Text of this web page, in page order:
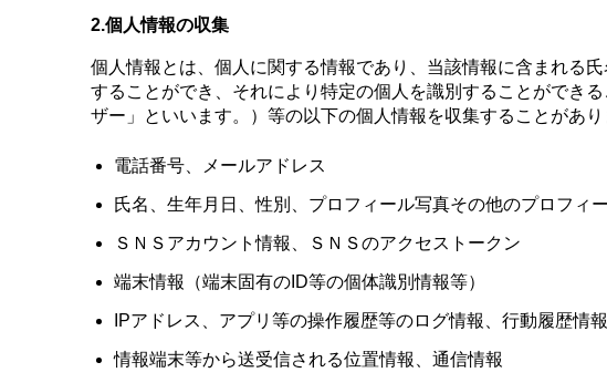
2.個人情報の収集
個人情報とは、個人に関する情報であり、当該情報に含まれる
することができ、それにより特定の個人を識別することができ
ザー」といいます。）等の以下の個人情報を収集することがあり
電話番号、メールアドレス
氏名、生年月日、性別、プロフィール写真その他のプロフィ
ＳＮＳアカウント情報、ＳＮＳのアクセストークン
端末情報（端末固有のID等の個体識別情報等）
IPアドレス、アプリ等の操作履歴等のログ情報、行動履歴情報
情報端末等から送受信される位置情報、通信情報